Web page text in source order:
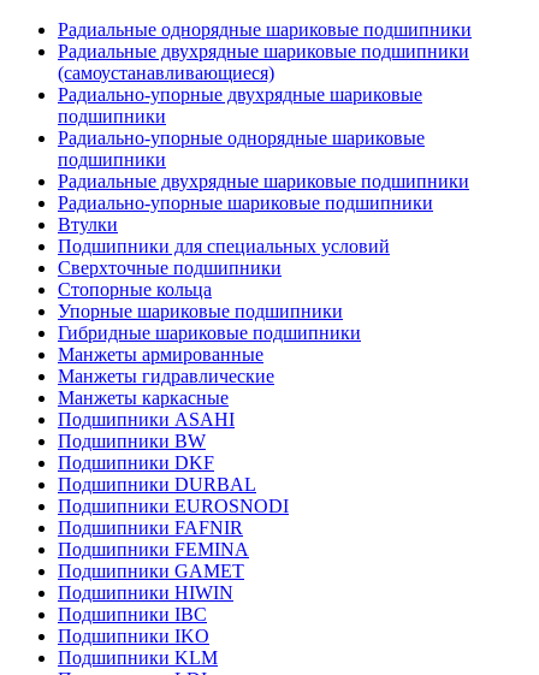
Радиальные однорядные шариковые подшипники
Радиальные двухрядные шариковые подшипники
(самоустанавливающиеся)
Радиально-упорные двухрядные шариковые
подшипники
Радиально-упорные однорядные шариковые
подшипники
Радиальные двухрядные шариковые подшипники
Радиально-упорные шариковые подшипники
Втулки
Подшипники для специальных условий
Сверхточные подшипники
Стопорные кольца
Упорные шариковые подшипники
Гибридные шариковые подшипники
Манжеты армированные
Манжеты гидравлические
Манжеты каркасные
Подшипники ASAHI
Подшипники BW
Подшипники DKF
Подшипники DURBAL
Подшипники EUROSNODI
Подшипники FAFNIR
Подшипники FEMINA
Подшипники GAMET
Подшипники HIWIN
Подшипники IBC
Подшипники IKO
Подшипники KLM